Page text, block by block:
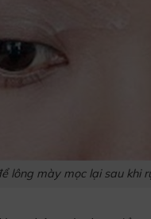
lông mày mọc lại sau khi